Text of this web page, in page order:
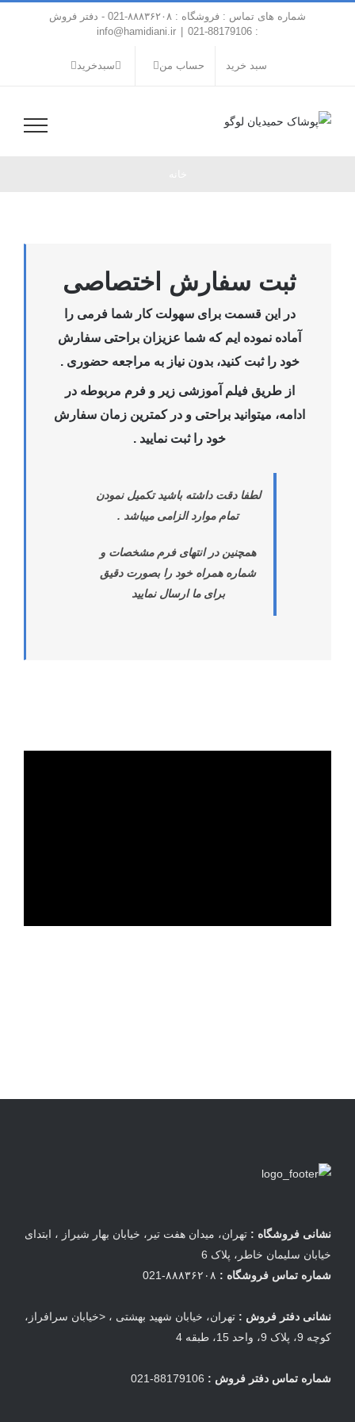
شماره های تماس : فروشگاه : ۸۸۸۳۶۲۰۸-021 - دفتر فروش
: 88179106-021
info@hamidiani.ir
سبد خرید حساب من سبدخرید
ثبت سفارش اختصاصی
در این قسمت برای سهولت کار شما فرمی را
آماده نموده ایم که شما عزیزان براحتی سفارش
خود را ثبت کنید، بدون نیاز به مراجعه حضوری .
از طریق فیلم آموزشی زیر و فرم مربوطه در
ادامه، میتوانید براحتی و در کمترین زمان سفارش
خود را ثبت نمایید .
لطفا دقت داشته باشید تکمیل نمودن
تمام موارد الزامی میباشد .
همچنین در انتهای فرم مشخصات و
شماره همراه خود را بصورت دقیق
برای ما ارسال نمایید
نشانی فروشگاه : تهران، میدان هفت تیر، خیابان بهار شیراز ، ابتدای
خیابان سلیمان خاطر، پلاک 6
شماره تماس فروشگاه :
نشانی دفتر فروش : تهران، خیابان شهید بهشتی ، <خیابان سرافراز،
کوچه 9، پلاک 9، واحد 15، طبقه 4
شماره تماس دفتر فروش :